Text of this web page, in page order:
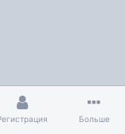
Больше